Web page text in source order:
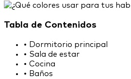
Tabla de Contenidos
• Dormitorio principal
• Sala de estar
• Cocina
• Baños